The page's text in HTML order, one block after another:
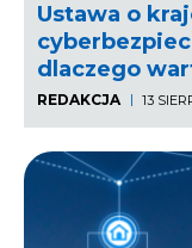
Ustawa o
dlaczego
REDAKCJA 13